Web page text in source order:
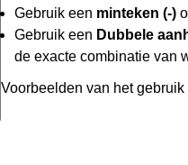
Gebruik een minteken (-)
Gebruik een Dubbele
de exacte combinatie van
Voorbeelden van het